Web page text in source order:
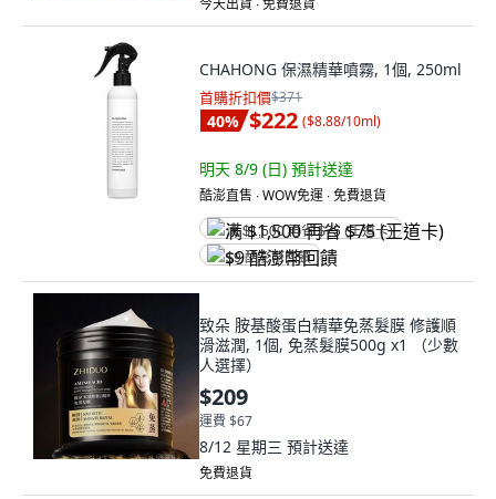
今天出貨 ∙ 免費退貨
CHAHONG 保濕精華噴霧, 1個, 250ml
首購折扣價$371
40% $222 ($8.88/10ml)
明天 8/9 (日) 預計送達
酷澎直售 ∙ WOW免運 ∙ 免費退貨
满 $1,500 再省 $75 (王道卡)
$9 酷澎幣回饋
致朵 胺基酸蛋白精華免蒸髮膜 修護順
滑滋潤, 1個, 免蒸髮膜500g x1 （少數
人選擇）
$209
運費 $67
8/12 星期三 預計送達
免費退貨